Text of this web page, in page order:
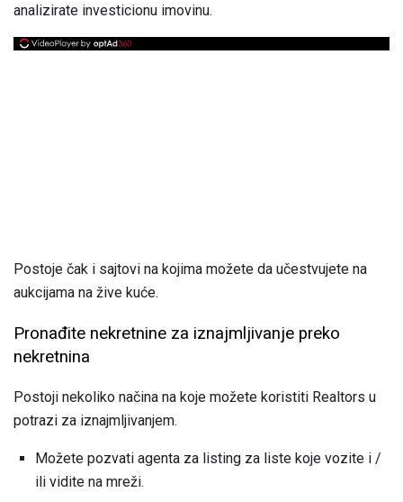
analizirate investicionu imovinu.
Postoje čak i sajtovi na kojima možete da učestvujete na
aukcijama na žive kuće.
Pronađite nekretnine za iznajmljivanje preko
nekretnina
Postoji nekoliko načina na koje možete koristiti Realtors u
potrazi za iznajmljivanjem.
Možete pozvati agenta za listing za liste koje vozite i /
ili vidite na mreži.